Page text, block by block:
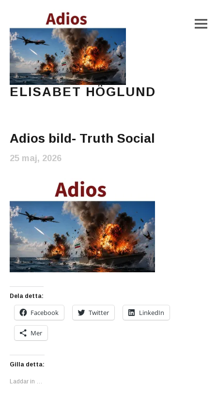
ELISABET HÖGLUND
Adios bild- Truth Social
25 maj, 2026
Dela detta:
Facebook Twitter LinkedIn
Mer
Gilla detta:
Laddar in …